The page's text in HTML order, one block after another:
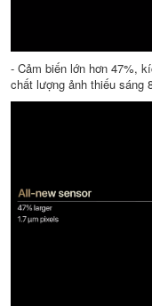
- Cảm biến lớn hơn 47%,
chất lượng ảnh thiếu sáng